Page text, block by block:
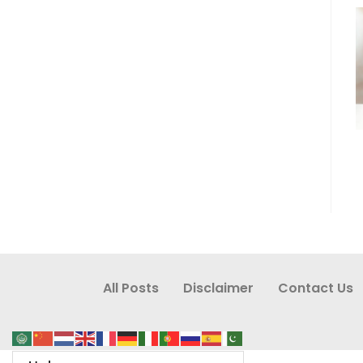
All Posts Disclaimer Contact Us